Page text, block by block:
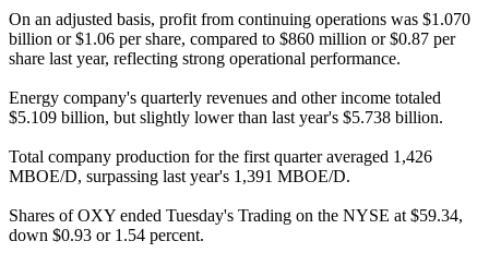
On an adjusted basis, profit from continuing operations was $1.070
billion or $1.06 per share, compared to $860 million or $0.87 per
share last year, reflecting strong operational performance.
Energy company's quarterly revenues and other income totaled
$5.109 billion, but slightly lower than last year's $5.738 billion.
Total company production for the first quarter averaged 1,426
MBOE/D, surpassing last year's 1,391 MBOE/D.
Shares of OXY ended Tuesday's Trading on the NYSE at $59.34,
down $0.93 or 1.54 percent.